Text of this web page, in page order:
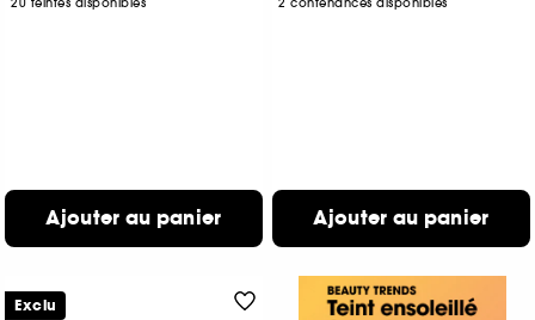
Ajouter au panier Ajouter au panier
Exclu